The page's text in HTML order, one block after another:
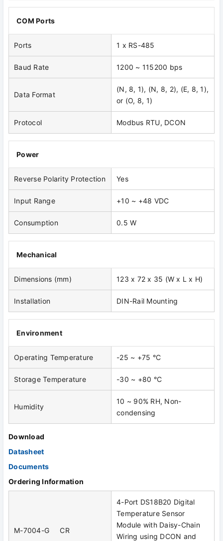
COM Ports
Ports 1 x RS-485
Baud Rate 1200 ~ 115200 bps
Data Format
(N, 8, 1), (N, 8, 2), (E, 8, 1),
or (O, 8, 1)
Protocol Modbus RTU, DCON
Power
Reverse Polarity Protection Yes
Input Range +10 ~ +48 VDC
Consumption 0.5 W
Mechanical
Dimensions (mm) 123 x 72 x 35 (W x L x H)
Installation DIN-Rail Mounting
Environment
Operating Temperature -25 ~ +75 °C
Storage Temperature -30 ~ +80 °C
Humidity
10 ~ 90% RH, Non-
condensing
Download
Datasheet
Documents
Ordering Information
M-7004-G CR
4-Port DS18B20 Digital
Temperature Sensor
Module with Daisy-Chain
Wiring using DCON and